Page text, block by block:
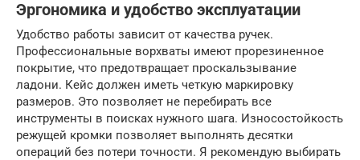
Эргономика и удобство эксплуатации
Удобство работы зависит от качества ручек.
Профессиональные ворхваты имеют прорезиненное
покрытие, что предотвращает проскальзывание
ладони. Кейс должен иметь четкую маркировку
размеров. Это позволяет не перебирать все
инструменты в поисках нужного шага. Износостойкость
режущей кромки позволяет выполнять десятки
операций без потери точности. Я рекомендую выбирать